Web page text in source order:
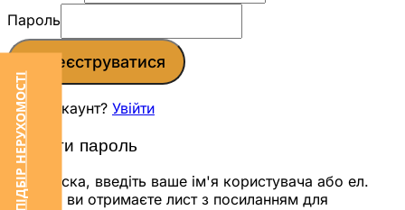
Пароль
Зареєструватися
Вже є акаунт? Увійти
Скинути пароль
Будь ласка, введіть ваше ім'я користувача або ел.
адресу, ви отримаєте лист з посиланням для